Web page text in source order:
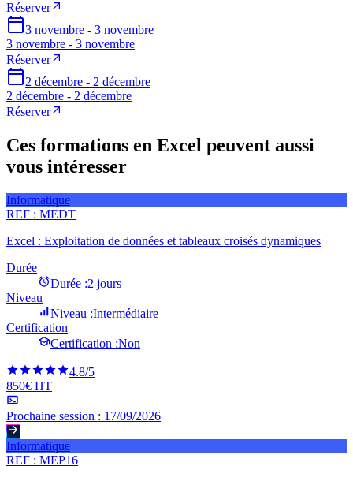
Réserver
3 novembre - 3 novembre
3 novembre - 3 novembre
Réserver
2 décembre - 2 décembre
2 décembre - 2 décembre
Réserver
Ces formations en Excel peuvent aussi
vous intéresser
Informatique
REF : MEDT
Excel : Exploitation de données et tableaux croisés dynamiques
Durée
Durée :2 jours
Niveau
Niveau :Intermédiaire
Certification
Certification :Non
4.8/5
850€ HT
Prochaine session : 17/09/2026
Informatique
REF : MEP16